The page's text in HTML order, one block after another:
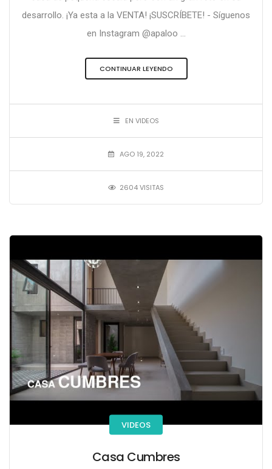
desarrollo. ¡Ya esta a la VENTA! ¡SUSCRÍBETE! - Síguenos
en Instagram @apaloo ...
CONTINUAR LEYENDO
EN VIDEOS
AGO 19, 2022
2604 VISITAS
VIDEOS
Casa Cumbres